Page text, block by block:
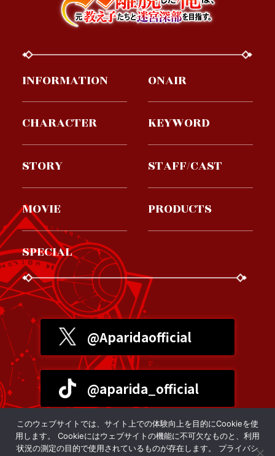
INFORMATION ONAIR
CHARACTER KEYWORD
STORY STAFF/CAST
MOVIE PRODUCTS
SPECIAL
@Aparidaofficial
@aparida_official
プライバシーポリシー
このウェブサイトでは、サイト上での体験向上を目的にCookieを使
用します。 Cookieにはウェブサイトの機能に不可欠なものと、利用
状況の測定の目的で使用されているものが存在します。 プライバシ